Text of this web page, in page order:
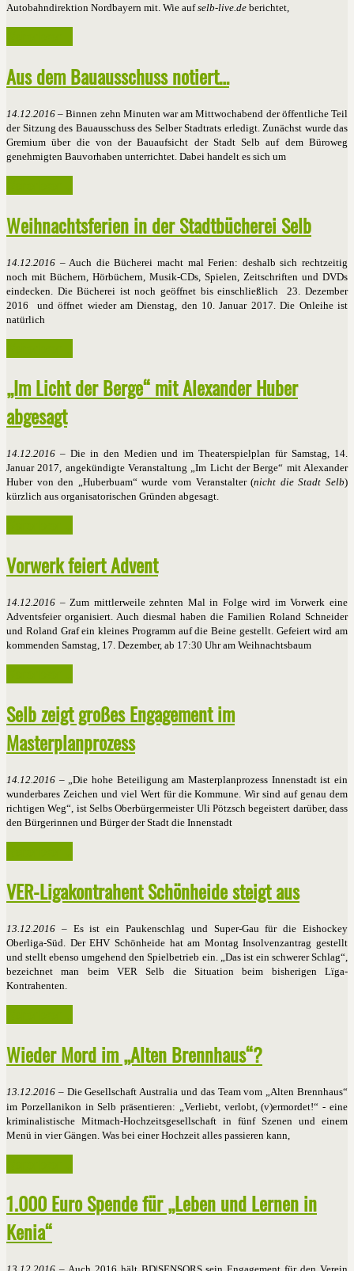
Autobahndirektion Nordbayern mit. Wie aufselb-live.de berichtet,
Aus dem Bauausschuss notiert…
14.12.2016 – Binnen zehn Minuten war am Mittwochabend der öffentliche Teil
der Sitzung des Bauausschuss des Selber Stadtrats erledigt. Zunächst wurde das
Gremium über die von der Bauaufsicht der Stadt Selb auf dem Büroweg
genehmigten Bauvorhaben unterrichtet. Dabei handelt es sich um
Weihnachtsferien in der Stadtbücherei Selb
14.12.2016 – Auch die Bücherei macht mal Ferien: deshalb sich rechtzeitig
noch mit Büchern, Hörbüchern, Musik-CDs, Spielen, Zeitschriften und DVDs
eindecken. Die Bücherei ist noch geöffnet bis einschließlich 23. Dezember
2016 und öffnet wieder am Dienstag, den 10. Januar 2017. Die Onleihe ist
natürlich
„Im Licht der Berge“ mit Alexander Huber
abgesagt
14.12.2016 – Die in den Medien und im Theaterspielplan für Samstag, 14.
Januar 2017, angekündigte Veranstaltung „Im Licht der Berge“ mit Alexander
Huber von den „Huberbuam“ wurde vom Veranstalter (nicht die Stadt Selb)
kürzlich aus organisatorischen Gründen abgesagt.
Vorwerk feiert Advent
14.12.2016 – Zum mittlerweile zehnten Mal in Folge wird im Vorwerk eine
Adventsfeier organisiert. Auch diesmal haben die Familien Roland Schneider
und Roland Graf ein kleines Programm auf die Beine gestellt. Gefeiert wird am
kommenden Samstag, 17. Dezember, ab 17:30 Uhr am Weihnachtsbaum
Selb zeigt großes Engagement im
Masterplanprozess
14.12.2016 – „Die hohe Beteiligung am Masterplanprozess Innenstadt ist ein
wunderbares Zeichen und viel Wert für die Kommune. Wir sind auf genau dem
richtigen Weg“, ist Selbs Oberbürgermeister Uli Pötzsch begeistert darüber, dass
den Bürgerinnen und Bürger der Stadt die Innenstadt
VER-Ligakontrahent Schönheide steigt aus
13.12.2016 – Es ist ein Paukenschlag und Super-Gau für die Eishockey
Oberliga-Süd. Der EHV Schönheide hat am Montag Insolvenzantrag gestellt
und stellt ebenso umgehend den Spielbetrieb ein. „Das ist ein schwerer Schlag“,
bezeichnet man beim VER Selb die Situation beim bisherigen Lïga-
Kontrahenten.
Wieder Mord im „Alten Brennhaus“?
13.12.2016 – Die Gesellschaft Australia und das Team vom „Alten Brennhaus“
im Porzellanikon in Selb präsentieren: „Verliebt, verlobt, (v)ermordet!“ - eine
kriminalistische Mitmach-Hochzeitsgesellschaft in fünf Szenen und einem
Menü in vier Gängen. Was bei einer Hochzeit alles passieren kann,
1.000 Euro Spende für „Leben und Lernen in
Kenia“